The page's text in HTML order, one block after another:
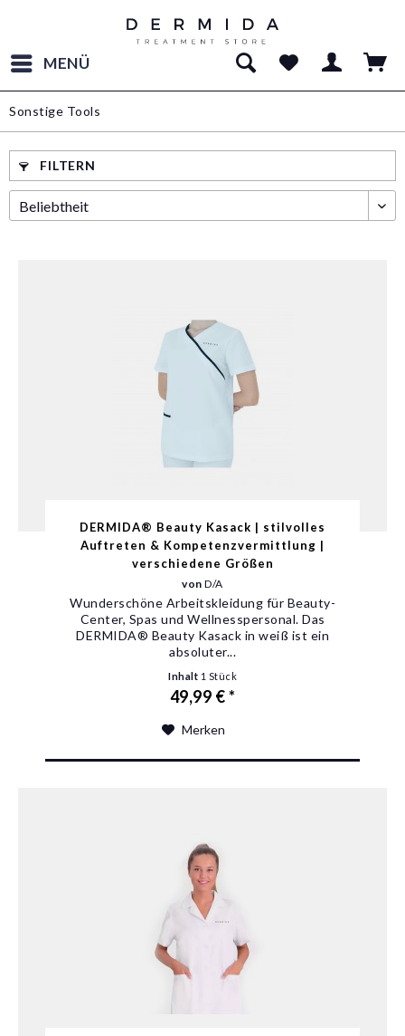
MENÜ
Sonstige Tools
FILTERN
DERMIDA® Beauty Kasack | stilvolles
Auftreten & Kompetenzvermittlung |
verschiedene Größen
vonD/A
Wunderschöne Arbeitskleidung für Beauty-
Center, Spas und Wellnesspersonal. Das
DERMIDA® Beauty Kasack in weiß ist ein
absoluter...
Inhalt 1 Stück
49,99 € *
Merken